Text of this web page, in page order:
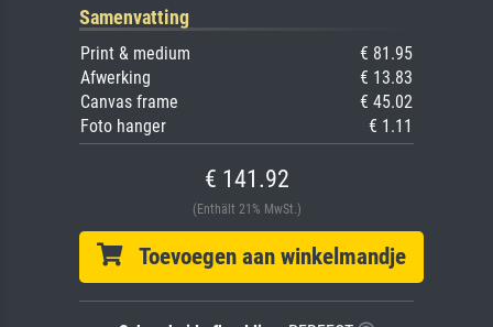
Samenvatting
Print & medium
€ 81.95
Afwerking
€ 13.83
Canvas frame
€ 45.02
Foto hanger
€ 1.11
€ 141.92
(Enthält 21% MwSt.)
Toevoegen aan winkelmandje